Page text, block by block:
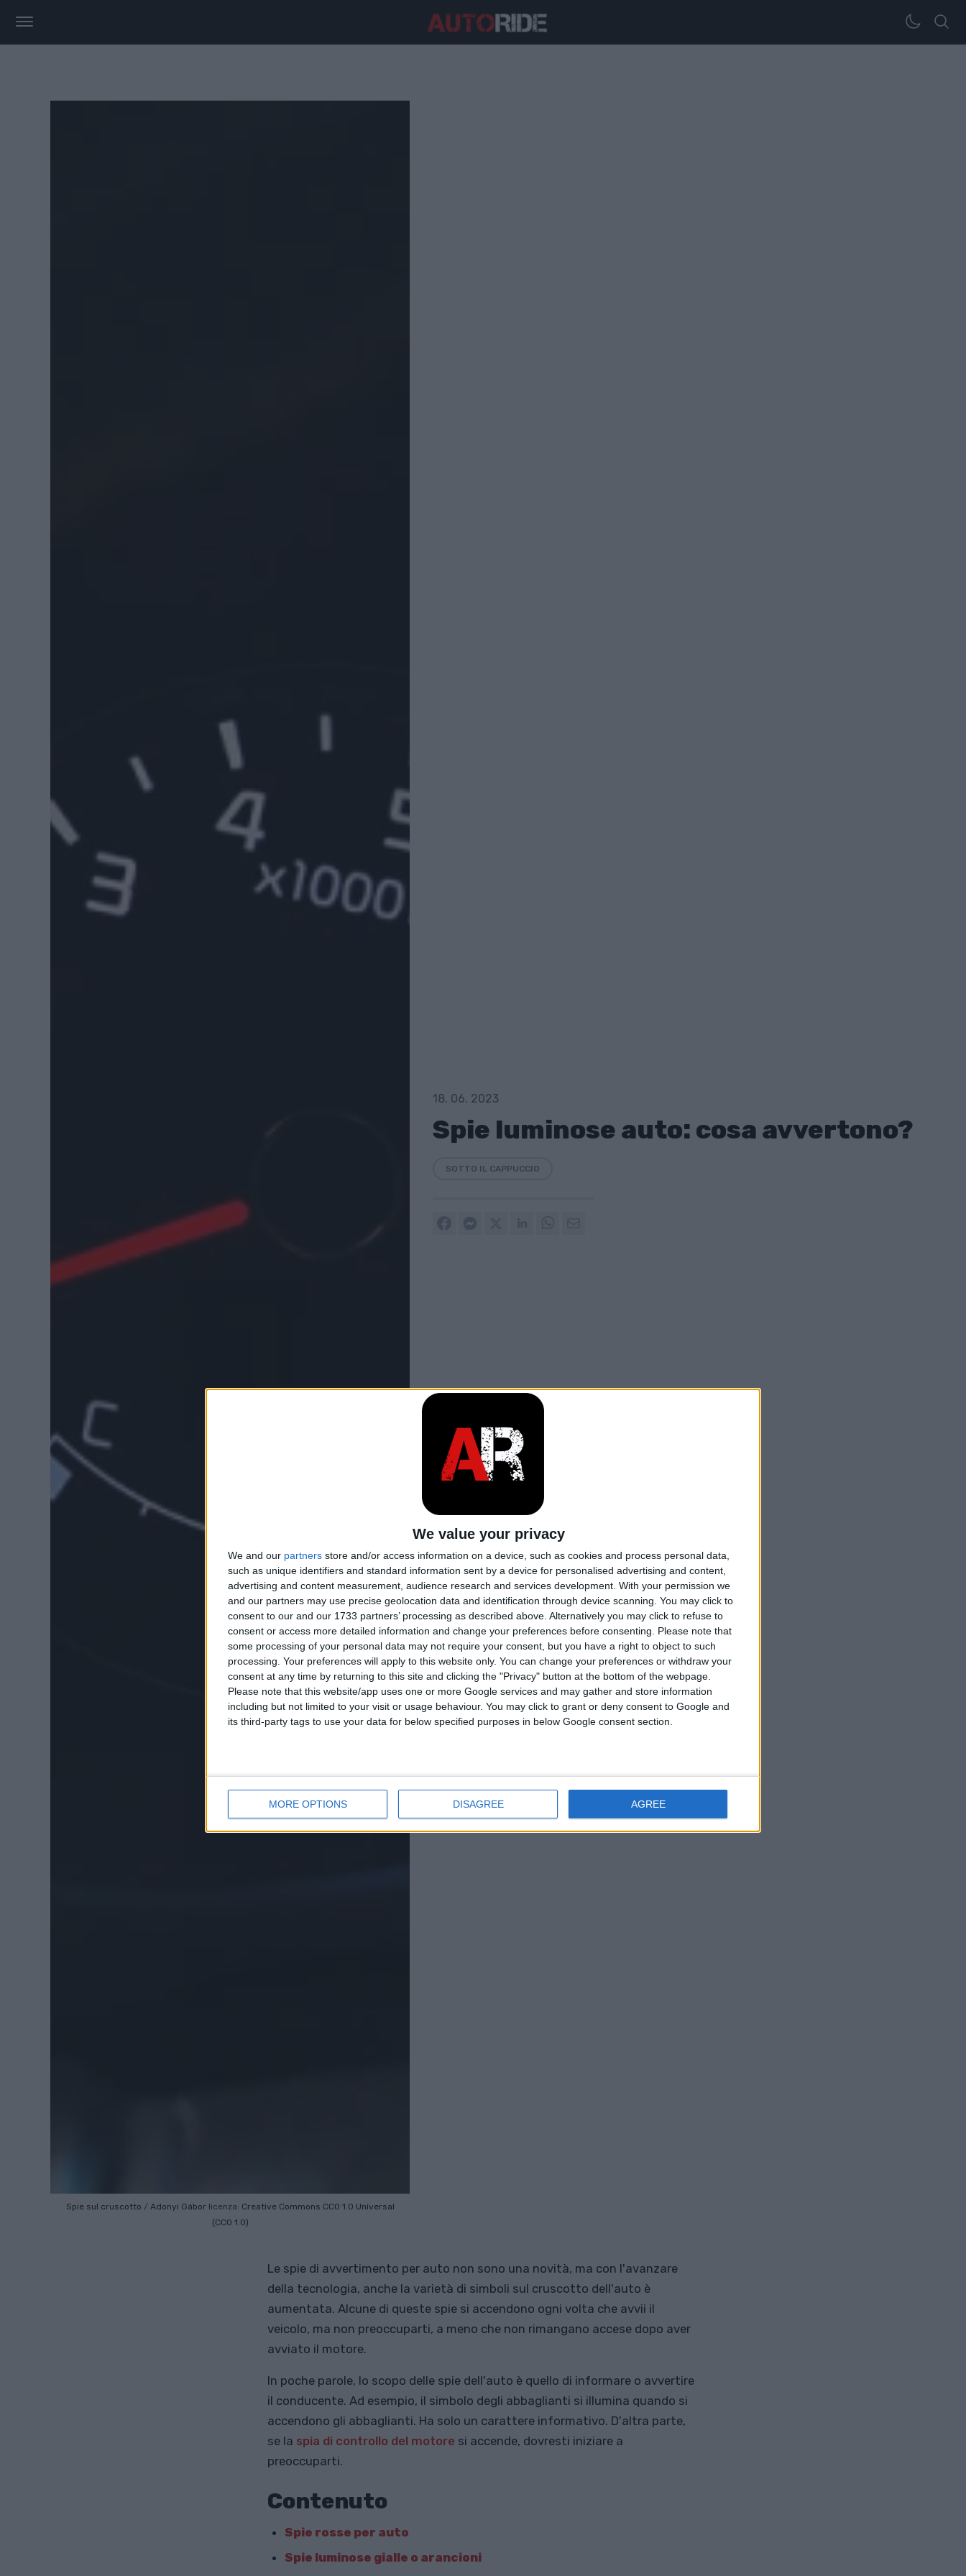
We value your privacy
We and our partners store and/or access information on a device, such as cookies and process personal data,
such as unique identifiers and standard information sent by a device for personalised advertising and content,
advertising and content measurement, audience research and services development. With your permission we
and our partners may use precise geolocation data and identification through device scanning. You may click to
consent to our and our 1733 partners’ processing as described above. Alternatively you may click to refuse to
consent or access more detailed information and change your preferences before consenting.
Please note that
some processing of your personal data may not require your consent, but you have a right to object to such
processing. Your preferences will apply to this website only. You can change your preferences or withdraw your
consent at any time by returning to this site and clicking the "Privacy" button at the bottom of the webpage.
Please note that this website/app uses one or more Google services and may gather and store information
including but not limited to your visit or usage behaviour. You may click to grant or deny consent to Google and
its third-party tags to use your data for below specified purposes in below Google consent section.
MORE OPTIONS DISAGREE AGREE
18. 06. 2023
Spie luminose auto: cosa avvertono?
SOTTO IL CAPPUCCIO
Spie sul cruscotto / Adonyi Gábor licenza: Creative Commons CC0 1.0 Universal
(CC0 1.0)
Le spie di avvertimento per auto non sono una novità, ma con l'avanzare
della tecnologia, anche la varietà di simboli sul cruscotto dell'auto è
aumentata. Alcune di queste spie si accendono ogni volta che avvii il
veicolo, ma non preoccuparti, a meno che non rimangano accese dopo aver
avviato il motore.
In poche parole, lo scopo delle spie dell'auto è quello di informare o avvertire
il conducente. Ad esempio, il simbolo degli abbaglianti si illumina quando si
accendono gli abbaglianti. Ha solo un carattere informativo. D'altra parte,
se la spia di controllo del motore si accende, dovresti iniziare a
preoccuparti.
Contenuto
Spie rosse per auto
Spie luminose gialle o arancioni